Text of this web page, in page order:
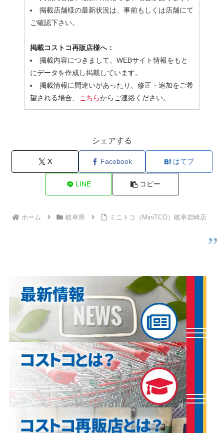
掲載店舗様の最新状況は、事前もしくは店舗にて
ご確認下さい。
掲載コストコ再販店様へ：
掲載内容につきまして、WEBサイト情報をもと
にデータを作成し掲載しています。
掲載情報に間違いがあったり、修正・追加をご希
望される場合、 こちらからご連絡ください。
シェアする
X Facebook はてブ
LINE コピー
ホーム 岐阜県 ミニトコ（MiniTCO）岐阜岩崎店